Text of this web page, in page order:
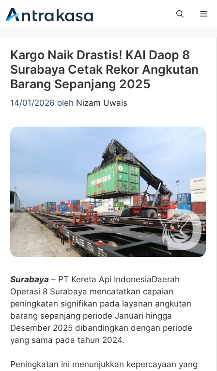
Langsung
ke
Kargo Naik Drastis! KAI Daop 8
Surabaya Cetak Rekor Angkutan
Barang Sepanjang 2025
14/01/2026 oleh Nizam Uwais
Surabaya – PT Kereta Api IndonesiaDaerah
Operasi 8 Surabaya mencatatkan capaian
peningkatan signifikan pada layanan angkutan
barang sepanjang periode Januari hingga
Desember 2025 dibandingkan dengan periode
yang sama pada tahun 2024.
Peningkatan ini menunjukkan kepercayaan yang